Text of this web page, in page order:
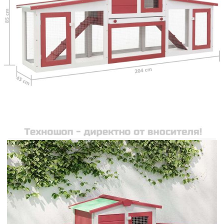
зайци! Тази клетка на 2 нива предоставя
достатъчно удобно място за отглеждане на
малки животни и най-вече зайци. В нея зайците
могат да играят, да се упражняват и в същото
време да бъдат в безопасност. Тя е изградена от
боядисан чам масив, който е траен и безопасен
за животните. Асфалтираният покрив предпазва
вашите пухкави приятели от външните
метеорологични условия. Горният етаж пази
вашите малки животинки в безопасност, на сухо
да се поддържа лесно, клетката съдържа
подвижна табла за лесно почистване на тора.
Външното ограждение съд здрава оградна тел
осигурява достатъчно вентилация и предпазва
домашните любимци от външни хищници.
Заключващите се врати защитават домашните
ви любимци и ви позволяват лесно да ги
вкарвате и изваждате. Клетката е лесна за
сглобяване с включени всички необходими
аксесоари. Важна забележка: Препоръчваме ви